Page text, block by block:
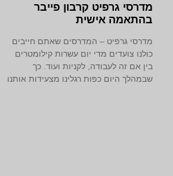
מדרסי גרפיט קרבון פייבר
בהתאמה אישית
מדרסי גרפיט – המדרסים שאתם חייבים
כולנו צועדים מדי יום עשרות קילומטרים
בין אם זה לעבודה, לקניות ועוד. כך
שבמהלך היום כפות רגלינו מצעידות אותנו